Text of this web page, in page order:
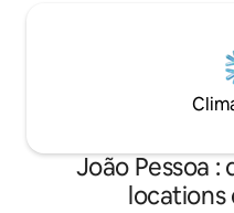
João Pessoa
locations